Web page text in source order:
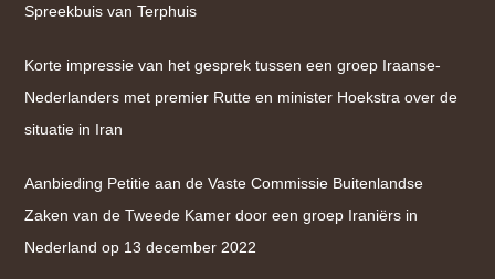
Spreekbuis van Terphuis
Korte impressie van het gesprek tussen een groep Iraanse-
Nederlanders met premier Rutte en minister Hoekstra over de
situatie in Iran
Aanbieding Petitie aan de Vaste Commissie Buitenlandse
Zaken van de Tweede Kamer door een groep Iraniërs in
Nederland op 13 december 2022